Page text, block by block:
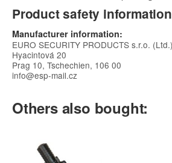
Product safety information
Manufacturer information:
EURO SECURITY PRODUCTS s.r.o. (Ltd.)
Hyacintová 20
Prag 10, Tschechien, 106 00
info@esp-mail.cz
Others also bought: